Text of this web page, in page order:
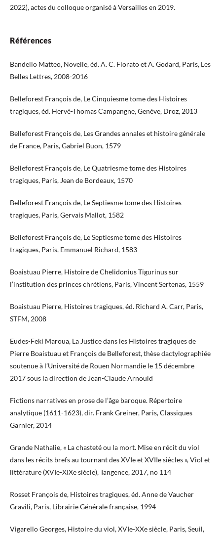
2022), actes du colloque organisé à Versailles en 2019.
Références
Bandello Matteo, Novelle, éd. A. C. Fiorato et A. Godard, Paris, Les
Belles Lettres, 2008-2016
Belleforest François de, Le Cinquiesme tome des Histoires
tragiques, éd. Hervé-Thomas Campangne, Genève, Droz, 2013
Belleforest François de, Les Grandes annales et histoire générale
de France, Paris, Gabriel Buon, 1579
Belleforest François de, Le Quatriesme tome des Histoires
tragiques, Paris, Jean de Bordeaux, 1570
Belleforest François de, Le Septiesme tome des Histoires
tragiques, Paris, Gervais Mallot, 1582
Belleforest François de, Le Septiesme tome des Histoires
tragiques, Paris, Emmanuel Richard, 1583
Boaistuau Pierre, Histoire de Chelidonius Tigurinus sur
l’institution des princes chrétiens, Paris, Vincent Sertenas, 1559
Boaistuau Pierre, Histoires tragiques, éd. Richard A. Carr, Paris,
STFM, 2008
Eudes-Feki Maroua, La Justice dans les Histoires tragiques de
Pierre Boaistuau et François de Belleforest, thèse dactylographiée
soutenue à l’Université de Rouen Normandie le 15 décembre
2017 sous la direction de Jean-Claude Arnould
Fictions narratives en prose de l’âge baroque. Répertoire
analytique (1611-1623), dir. Frank Greiner, Paris, Classiques
Garnier, 2014
Grande Nathalie, « La chasteté ou la mort. Mise en récit du viol
dans les récits brefs au tournant des XVIe et XVIIe siècles », Viol et
littérature (XVIe-XIXe siècle), Tangence, 2017, no 114
Rosset François de, Histoires tragiques, éd. Anne de Vaucher
Gravili, Paris, Librairie Générale française, 1994
Vigarello Georges, Histoire du viol, XVIe-XXe siècle, Paris, Seuil,